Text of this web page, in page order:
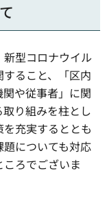
型コロナウイル
ること、「区内
や従事者」に関
り組みを柱とし
充実するととも
についても対応
ろでございま